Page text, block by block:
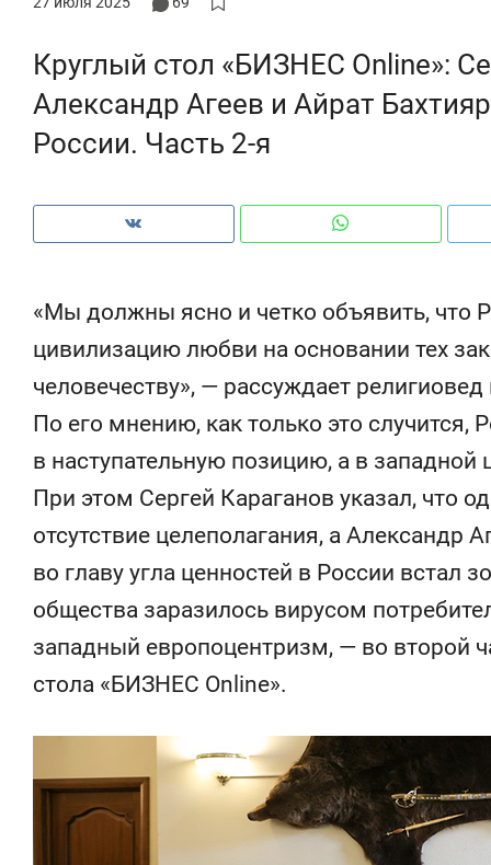
Круглый стол «БИЗНЕС Online»:
Александр Агеев и Айрат
России. Часть 2-я
«Мы должны ясно и четко объявить, что
цивилизацию любви на основании тех
человечеству», — рассуждает
По его мнению, как только это случится,
в наступательную позицию, а в западной
При этом Сергей Караганов указал, что
отсутствие целеполагания, а Александр
во главу угла ценностей в России встал
общества заразилось вирусом
западный европоцентризм, — во второй
стола «БИЗНЕС Online».
и ВТБ
Рекомендуем
150 камер до квартиры и Face
ID вместо ключа: какой будет
безопасность в ЖК «Нова»